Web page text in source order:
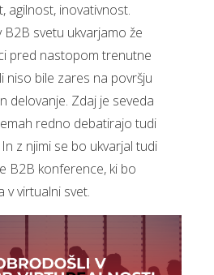
agilnost, inovativnost.
B2B svetu ukvarjamo že
pred nastopom trenutne
niso bile zares na površju
delovanje. Zdaj je seveda
redno debatirajo tudi
z njimi se bo ukvarjal tudi
B2B konference, ki bo
v virtualni svet.